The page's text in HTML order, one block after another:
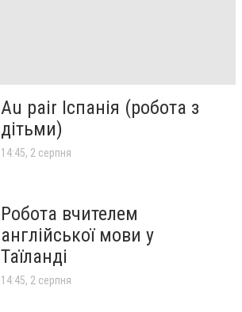
Au pair Іспанія (робота з
дітьми)
14:45, 2 серпня
Робота вчителем
англійської мови у
Таїланді
14:45, 2 серпня